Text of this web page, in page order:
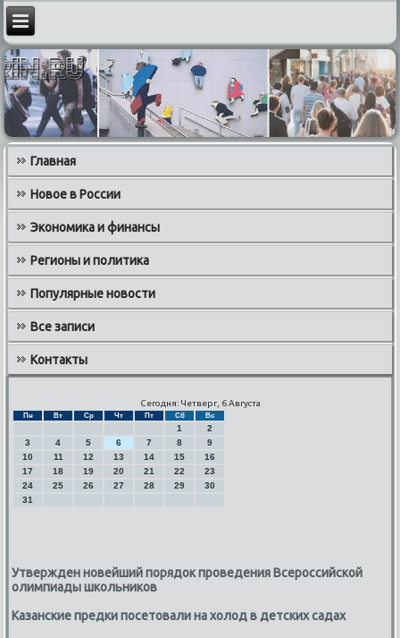
Главная
Новое в России
Экономика и финансы
Регионы и политика
Популярные новости
Все записи
Контакты
Сегодня: Четверг, 6 Августа
Пн Вт Ср Чт Пт Сб Вс
1
2
3
4 5 6 7 8
9
10
11 12 13 14 15
16
17
18 19 20 21 22
23
24
25 26 27 28 29
30
31
Утвержден новейший порядок проведения Всероссийской
олимпиады школьников
Казанские предки посетовали на холод в детских садах